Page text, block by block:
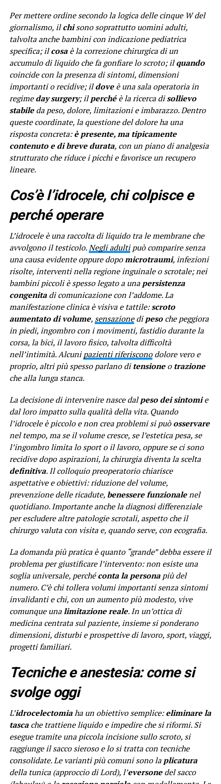
Per mettere ordine secondo la logica delle cinque W del
giornalismo, ilchisono soprattutto uomini adulti,
talvolta anche bambini con indicazione pediatrica
specifica; ilcosaè la correzione chirurgica di un
accumulo di liquido che fa gonfiare lo scroto; ilquando
coincide con la presenza di sintomi, dimensioni
importanti o recidive; ildoveè una sala operatoria in
regimeday surgery; ilperchéè la ricerca disollievo
stabileda peso, dolore, limitazioni e imbarazzo. Dentro
queste coordinate, la questione del dolore ha una
risposta concreta:è presente, ma tipicamente
contenuto e di breve durata, con un piano di analgesia
strutturato che riduce i picchi e favorisce un recupero
lineare.
Cos’è l’idrocele, chi colpisce e
perché operare
L’idrocele è una raccolta di liquido tra le membrane che
avvolgono il testicolo.Negli adultipuò comparire senza
una causa evidente oppure dopomicrotraumi, infezioni
risolte, interventi nella regione inguinale o scrotale; nei
bambini piccoli è spesso legato a unapersistenza
congenitadi comunicazione con l’addome. La
manifestazione clinica è visiva e tattile:scroto
aumentato di volume, sensazionedipesoche peggiora
in piedi, ingombro con i movimenti, fastidio durante la
corsa, la bici, il lavoro fisico, talvolta difficoltà
nell’intimità. Alcunipazienti riferisconodolore vero e
proprio, altri più spesso parlano ditensioneotrazione
che alla lunga stanca.
La decisione di intervenire nasce dalpeso dei sintomie
dal loro impatto sulla qualità della vita. Quando
l’idrocele è piccolo e non crea problemi si puòosservare
nel tempo, ma se il volume cresce, se l’estetica pesa, se
l’ingombro limita lo sport o il lavoro, oppure se ci sono
recidive dopo aspirazioni, la chirurgia diventa la scelta
definitiva. Il colloquio preoperatorio chiarisce
aspettative e obiettivi: riduzione del volume,
prevenzione delle ricadute, benessere funzionalenel
quotidiano. Importante anche la diagnosi differenziale
per escludere altre patologie scrotali, aspetto che il
chirurgo valuta con visita e, quando serve, con ecografia.
La domanda più pratica è quanto “grande” debba essere il
problema per giustificare l’intervento: non esiste una
soglia universale, perchéconta la personapiù del
numero. C’è chi tollera volumi importanti senza sintomi
invalidanti e chi, con un aumento più modesto, vive
comunque unalimitazione reale. In un’ottica di
medicina centrata sul paziente, insieme si ponderano
dimensioni, disturbi e prospettive di lavoro, sport, viaggi,
progetti familiari.
Tecniche e anestesia: come si
svolge oggi
L’idrocelectomiaha un obiettivo semplice:eliminare la
tascache trattiene liquido e impedire che si riformi. Si
esegue tramite una piccola incisione sullo scroto, si
raggiunge il sacco sieroso e lo si tratta con tecniche
consolidate. Le varianti più comuni sono laplicatura
della tunica (approccio di Lord), l’eversonedel sacco